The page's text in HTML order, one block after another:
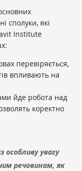
сполуки, які
Institute
перевіряється,
впливають на
йде робота над
коректно
особливу увагу
речовинам, як